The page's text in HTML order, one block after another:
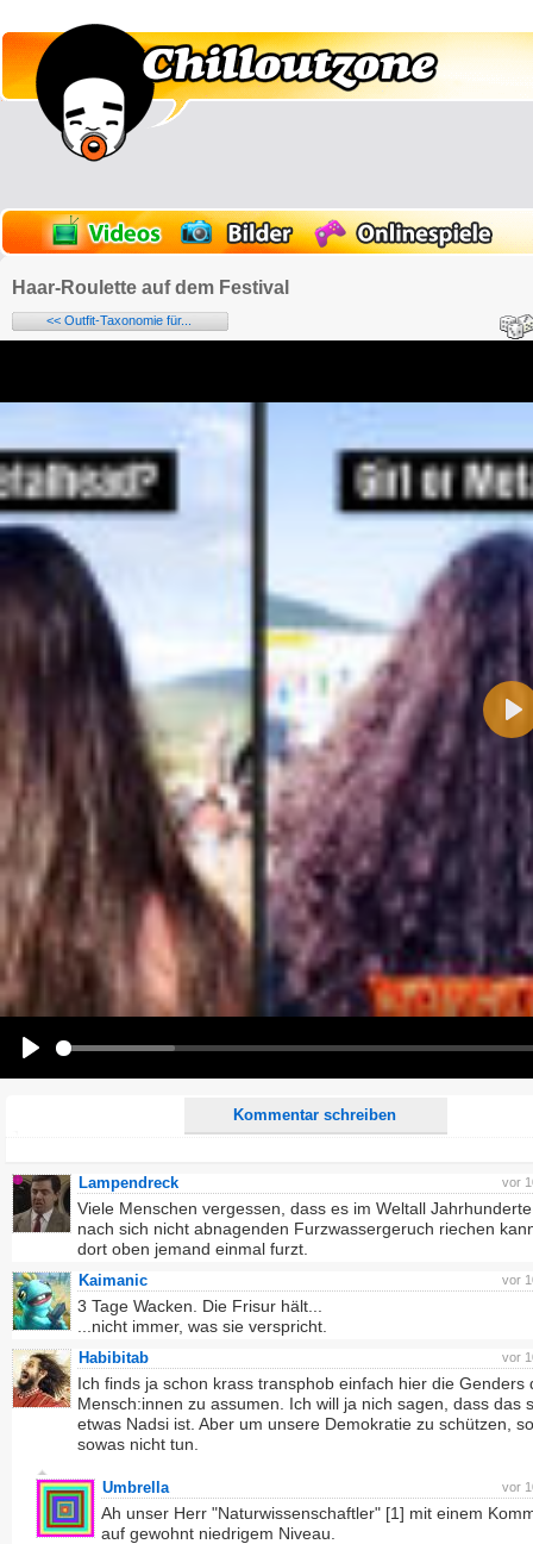
Haar-Roulette auf dem Festival
<< Outfit-Taxonomie für...
Kommentar schreiben
Kommentar:
Alle HTML-Tags außer <br>, <strike> und <i> werden aus Deinem Kommentar entfernt.
URLs werden automatisch umgewandelt. Bitte verwende "www." oder "http://" in URLs
Ich möchte eine E-Mail, wenn auf dieser Seite weitere Kommentare erscheinen.
vor
Lampendreck
Viele Menschen vergessen, dass es im Weltall
nach sich nicht abnagenden Furzwassergeruch riechen
dort oben jemand einmal furzt.
vor
Kaimanic
3 Tage Wacken. Die Frisur hält...
...nicht immer, was sie verspricht.
vor
Habibitab
Ich finds ja schon krass transphob einfach hier die Genders
Mensch:innen zu assumen. Ich will ja nich sagen, dass das
etwas Nadsi ist. Aber um unsere Demokratie zu schützen,
sowas nicht tun.
vor
Umbrella
Ah unser Herr "Naturwissenschaftler" [1] mit einem
auf gewohnt niedrigem Niveau.